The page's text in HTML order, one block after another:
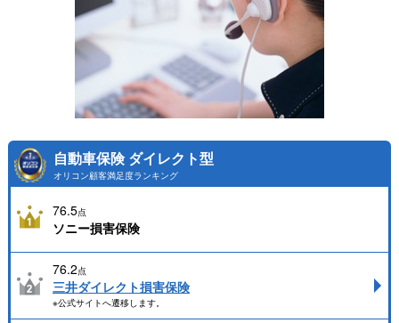
自動車保険 ダイレクト型
オリコン顧客満足度ランキング
76.5点
ソニー損害保険
76.2点
三井ダイレクト損害保険
※公式サイトへ遷移します。